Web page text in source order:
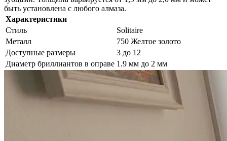
быть установлена ​​с любого алмаза.
Характеристики
Стиль
Solitaire
Металл
750 Желтое золото
Доступные размеры
3 до 12
Диаметр бриллиантов в оправе 1.9 мм до 2 мм